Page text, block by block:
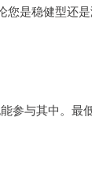
是稳健型还
参与其中。最